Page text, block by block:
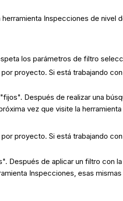
Inspecciones de
los parámetros de filtro
proyecto. Si está trabajando
Después de realizar una
vez que visite la
proyecto. Si está trabajando
Después de aplicar un filtro con
Inspecciones, esas